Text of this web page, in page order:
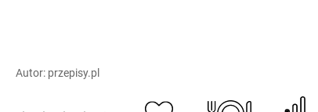
Autor: przepisy.pl